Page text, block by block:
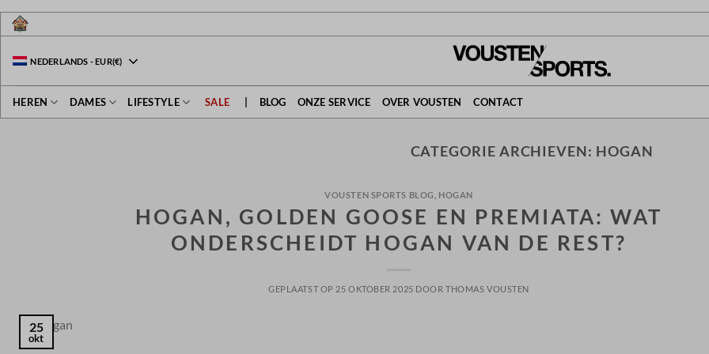
Ga
naar
NEDERLANDS -EUR(€)
HEREN DAMES LIFESTYLE SALE BLOG ONZE SERVICE OVER VOUSTEN CONTACT
CATEGORIE ARCHIEVEN: HOGAN
VOUSTEN SPORTS BLOG HOGAN
HOGAN, GOLDEN GOOSE EN PREMIATA: WAT
ONDERSCHEIDT HOGAN VAN DE REST?
GEPLAATST OP 25 OKTOBER 2025 DOORTHOMAS VOUSTEN
25
okt